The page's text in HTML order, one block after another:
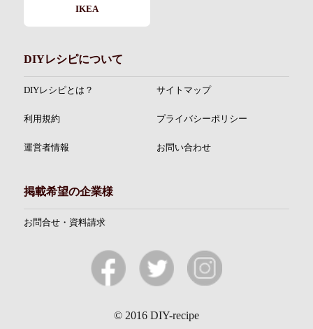
IKEA
DIYレシピについて
DIYレシピとは？ サイトマップ
利用規約 プライバシーポリシー
運営者情報 お問い合わせ
掲載希望の企業様
お問合せ・資料請求
© 2016 DIY-recipe